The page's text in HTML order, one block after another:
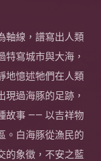
軸線，譜寫出人類
寫城市與大海，
地憶述牠們在人類
過海豚的足跡，
故事 —— 以吉祥物
。白海豚從漁民的
的象徵，不安之藍